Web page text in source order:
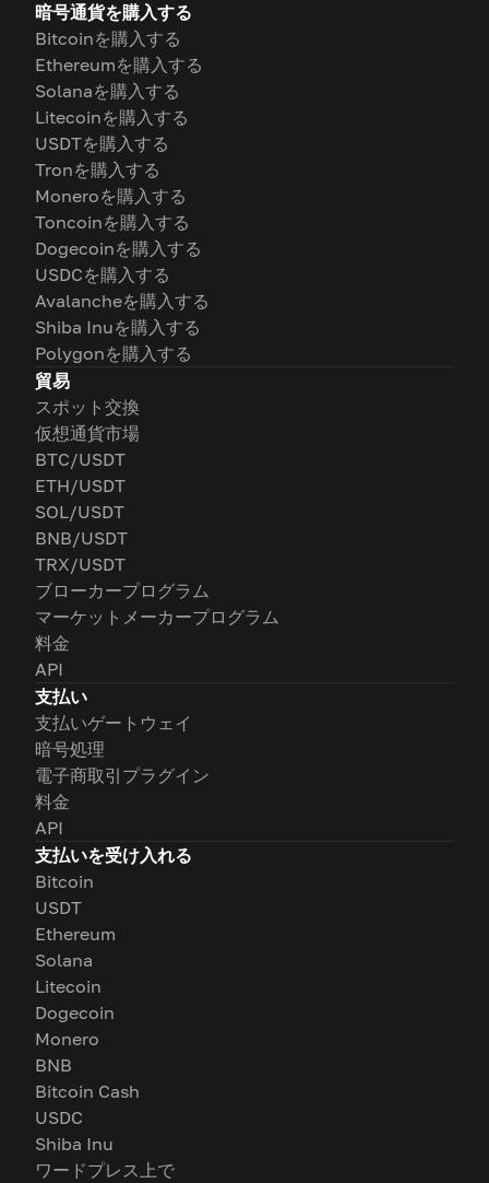
暗号通貨を購入する
Bitcoinを購入する
Ethereumを購入する
Solanaを購入する
Litecoinを購入する
USDTを購入する
Tronを購入する
Moneroを購入する
Toncoinを購入する
Dogecoinを購入する
USDCを購入する
Avalancheを購入する
Shiba Inuを購入する
Polygonを購入する
貿易
スポット交換
仮想通貨市場
BTC/USDT
ETH/USDT
SOL/USDT
BNB/USDT
TRX/USDT
ブローカープログラム
マーケットメーカープログラム
料金
API
支払い
支払いゲートウェイ
暗号処理
電子商取引プラグイン
料金
API
支払いを受け入れる
Bitcoin
USDT
Ethereum
Solana
Litecoin
Dogecoin
Monero
BNB
Bitcoin Cash
USDC
Shiba Inu
ワードプレス上で